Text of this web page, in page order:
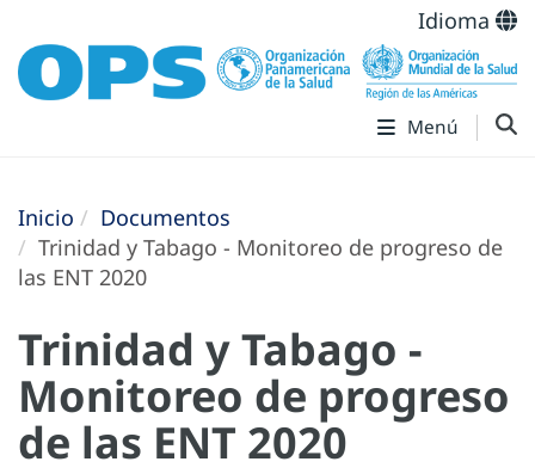
Idioma
Menú
Inicio
Documentos
Trinidad y Tabago - Monitoreo de progreso de
las ENT 2020
Trinidad y Tabago -
Monitoreo de progreso
de las ENT 2020